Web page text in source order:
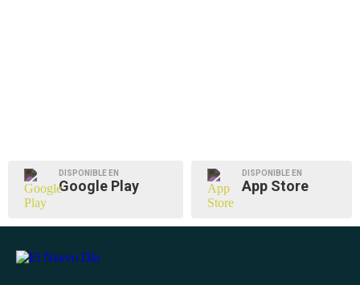
DISPONIBLE EN
Google Play
DISPONIBLE EN
App Store